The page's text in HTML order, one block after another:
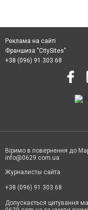
Реклама на сайті
Франшиза "CitySites"
+38 (096) 91 303 68
Віримо в повернення до
info@0629.com.ua
Журналисты сайта
+38 (096) 91 303 68
Допускається цитування